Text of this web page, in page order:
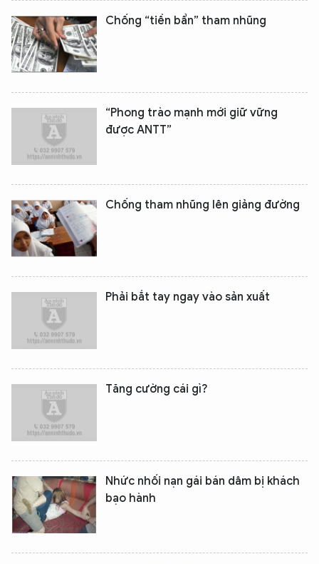
Chống “tiền bẩn” tham nhũng
“Phong trào mạnh mới giữ vững
được ANTT”
Chống tham nhũng lên giảng đường
Phải bắt tay ngay vào sản xuất
Tăng cường cái gì?
Nhức nhối nạn gái bán dâm bị khách
bạo hành